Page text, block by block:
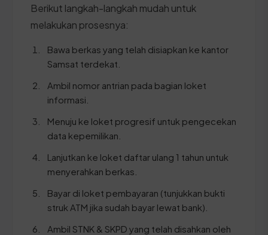
Berikut langkah-langkah mudah untuk
melakukan prosesnya:
Bawa berkas yang telah disiapkan ke kantor
Samsat terdekat.
Ambil nomor antrian pada bagian loket
informasi.
Menuju ke loket progresif untuk pengecekan
data kepemilikan.
Lanjutkan ke loket daftar ulang 1 tahun untuk
menyerahkan berkas.
Bayar di loket pembayaran (tunjukkan bukti
struk ATM jika sudah bayar lewat bank).
Ambil STNK & SKPD yang telah disahkan oleh